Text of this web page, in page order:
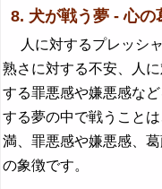
8. 犬が戦う夢 - 心の
人に対するプレッシ
熟さに対する不安、人
する罪悪感や嫌悪感な
する夢の中で戦うこと
満、罪悪感や嫌悪感、
の象徴です。